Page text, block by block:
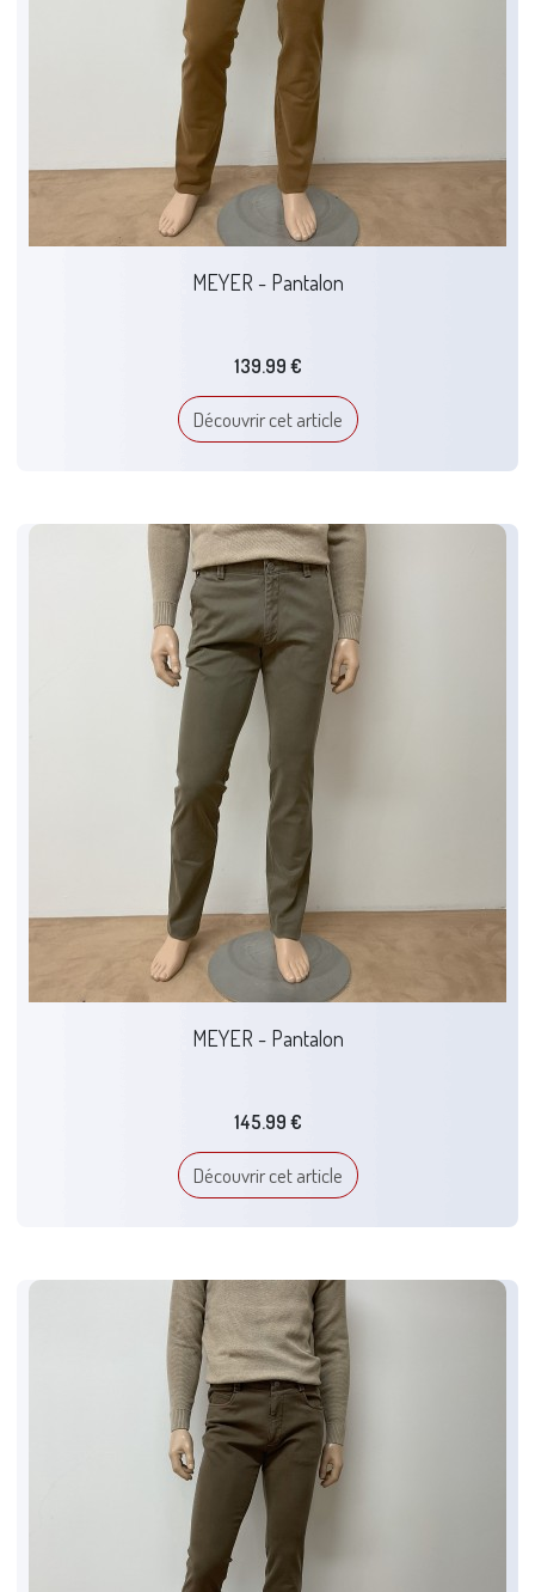
MEYER - Pantalon
139.99 €
Découvrir cet article
MEYER - Pantalon
145.99 €
Découvrir cet article